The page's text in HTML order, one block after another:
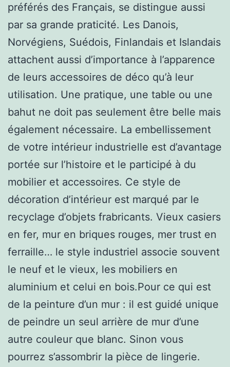
préférés des Français, se distingue aussi
par sa grande praticité. Les Danois,
Norvégiens, Suédois, Finlandais et Islandais
attachent aussi d’importance à l’apparence
de leurs accessoires de déco qu’à leur
utilisation. Une pratique, une table ou une
bahut ne doit pas seulement être belle mais
également nécessaire. La embellissement
de votre intérieur industrielle est d’avantage
portée sur l’histoire et le participé à du
mobilier et accessoires. Ce style de
décoration d’intérieur est marqué par le
recyclage d’objets frabricants. Vieux casiers
en fer, mur en briques rouges, mer trust en
ferraille… le style industriel associe souvent
le neuf et le vieux, les mobiliers en
aluminium et celui en bois.Pour ce qui est
de la peinture d’un mur : il est guidé unique
de peindre un seul arrière de mur d’une
autre couleur que blanc. Sinon vous
pourrez s’assombrir la pièce de lingerie.